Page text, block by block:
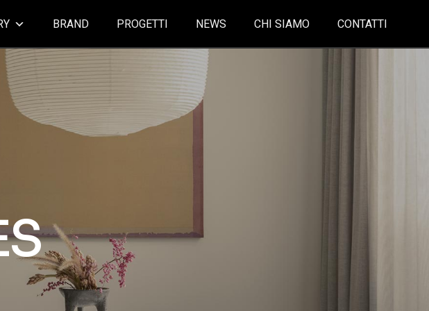
BRAND PROGETTI NEWS CHI SIAMO CONTATTI